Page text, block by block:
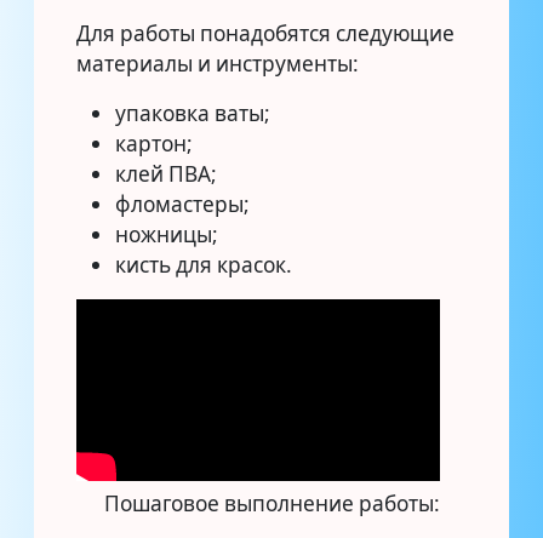
Для работы понадобятся следующие
материалы и инструменты:
упаковка ваты;
картон;
клей ПВА;
фломастеры;
ножницы;
кисть для красок.
Пошаговое выполнение работы: